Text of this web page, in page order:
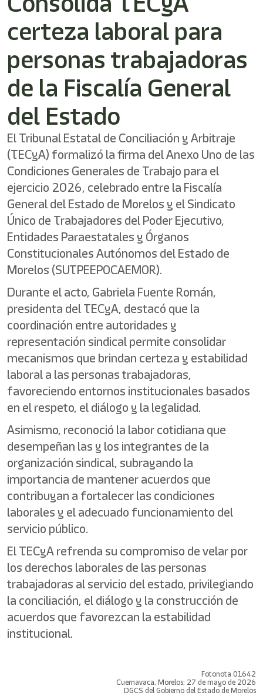
activates
screen
help
you
navigate
interact
the
content.
certeza laboral para
personas trabajadoras
de la Fiscalía General
del Estado
El Tribunal Estatal de Conciliación y Arbitraje
(TECyA) formalizó la firma del Anexo Uno de las
Condiciones Generales de Trabajo para el
ejercicio 2026, celebrado entre la Fiscalía
General del Estado de Morelos y el Sindicato
Único de Trabajadores del Poder Ejecutivo,
Entidades Paraestatales y Órganos
Constitucionales Autónomos del Estado de
Morelos (SUTPEEPOCAEMOR).
Durante el acto, Gabriela Fuente Román,
presidenta del TECyA, destacó que la
coordinación entre autoridades y
representación sindical permite consolidar
mecanismos que brindan certeza y estabilidad
laboral a las personas trabajadoras,
favoreciendo entornos institucionales basados
en el respeto, el diálogo y la legalidad.
Asimismo, reconoció la labor cotidiana que
desempeñan las y los integrantes de la
organización sindical, subrayando la
importancia de mantener acuerdos que
contribuyan a fortalecer las condiciones
laborales y el adecuado funcionamiento del
servicio público.
El TECyA refrenda su compromiso de velar por
los derechos laborales de las personas
trabajadoras al servicio del estado, privilegiando
la conciliación, el diálogo y la construcción de
acuerdos que favorezcan la estabilidad
institucional.
Fotonota 01642
Cuernavaca, Morelos; 27 de mayo de 2026
DGCS del Gobierno del Estado de Morelos